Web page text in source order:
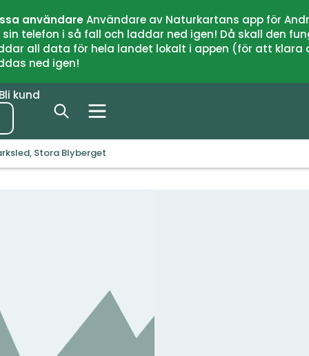
användareAnvändare av Naturkartans app för
telefon i så fall och laddar ned igen! Då skall den
all data för hela landet lokalt i appen (för att
ned igen!
Bli kund
Stora Blyberget